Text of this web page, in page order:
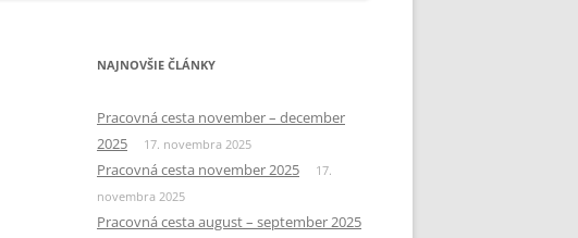
NAJNOVŠIE ČLÁNKY
Pracovná cesta november – december
2025
17. novembra 2025
Pracovná cesta november 2025
17.
novembra 2025
Pracovná cesta august – september 2025